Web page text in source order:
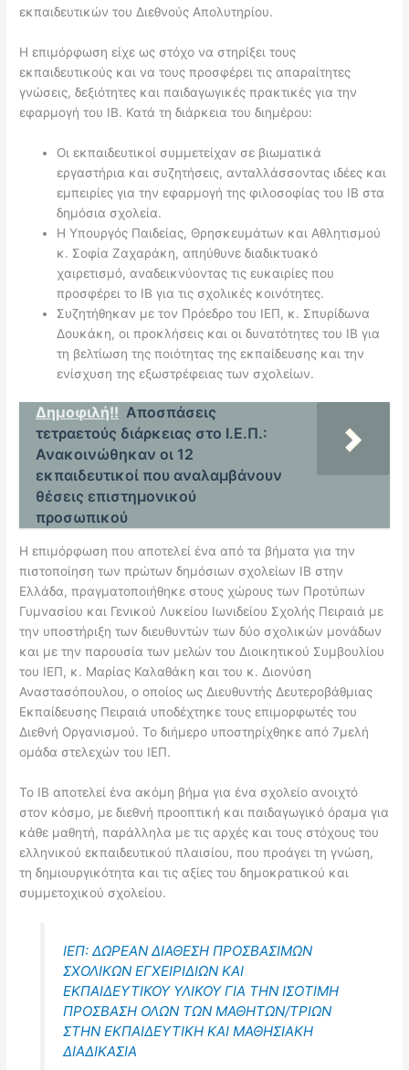
εκπαιδευτικών του Διεθνούς Απολυτηρίου.
Η επιμόρφωση είχε ως στόχο να στηρίξει τους
εκπαιδευτικούς και να τους προσφέρει τις απαραίτητες
γνώσεις, δεξιότητες και παιδαγωγικές πρακτικές για την
εφαρμογή του IB. Κατά τη διάρκεια του διημέρου:
Οι εκπαιδευτικοί συμμετείχαν σε βιωματικά
εργαστήρια και συζητήσεις, ανταλλάσσοντας ιδέες και
εμπειρίες για την εφαρμογή της φιλοσοφίας του IB στα
δημόσια σχολεία.
Η Υπουργός Παιδείας, Θρησκευμάτων και Αθλητισμού
κ. Σοφία Ζαχαράκη, απηύθυνε διαδικτυακό
χαιρετισμό, αναδεικνύοντας τις ευκαιρίες που
προσφέρει το IB για τις σχολικές κοινότητες.
Συζητήθηκαν με τον Πρόεδρο του ΙΕΠ, κ. Σπυρίδωνα
Δουκάκη, οι προκλήσεις και οι δυνατότητες του IB για
τη βελτίωση της ποιότητας της εκπαίδευσης και την
ενίσχυση της εξωστρέφειας των σχολείων.
Δημοφιλή!! Αποσπάσεις
τετραετούς διάρκειας στο Ι.Ε.Π.:
Ανακοινώθηκαν οι 12
εκπαιδευτικοί που αναλαμβάνουν
θέσεις επιστημονικού
προσωπικού
Η επιμόρφωση που αποτελεί ένα από τα βήματα για την
πιστοποίηση των πρώτων δημόσιων σχολείων IB στην
Ελλάδα, πραγματοποιήθηκε στους χώρους των Προτύπων
Γυμνασίου και Γενικού Λυκείου Ιωνιδείου Σχολής Πειραιά με
την υποστήριξη των διευθυντών των δύο σχολικών μονάδων
και με την παρουσία των μελών του Διοικητικού Συμβουλίου
του ΙΕΠ, κ. Μαρίας Καλαθάκη και του κ. Διονύση
Αναστασόπουλου, ο οποίος ως Διευθυντής Δευτεροβάθμιας
Εκπαίδευσης Πειραιά υποδέχτηκε τους επιμορφωτές του
Διεθνή Οργανισμού. Το διήμερο υποστηρίχθηκε από 7μελή
ομάδα στελεχών του ΙΕΠ.
Το IB αποτελεί ένα ακόμη βήμα για ένα σχολείο ανοιχτό
στον κόσμο, με διεθνή προοπτική και παιδαγωγικό όραμα για
κάθε μαθητή, παράλληλα με τις αρχές και τους στόχους του
ελληνικού εκπαιδευτικού πλαισίου, που προάγει τη γνώση,
τη δημιουργικότητα και τις αξίες του δημοκρατικού και
συμμετοχικού σχολείου.
ΙΕΠ: ΔΩΡΕΑΝ ΔΙΑΘΕΣΗ ΠΡΟΣΒΑΣΙΜΩΝ
ΣΧΟΛΙΚΩΝ ΕΓΧΕΙΡΙΔΙΩΝ ΚΑΙ
ΕΚΠΑΙΔΕΥΤΙΚΟΥ ΥΛΙΚΟΥ ΓΙΑ ΤΗΝ ΙΣΟΤΙΜΗ
ΠΡΟΣΒΑΣΗ ΟΛΩΝ ΤΩΝ ΜΑΘΗΤΩΝ/ΤΡΙΩΝ
ΣΤΗΝ ΕΚΠΑΙΔΕΥΤΙΚΗ ΚΑΙ ΜΑΘΗΣΙΑΚΗ
ΔΙΑΔΙΚΑΣΙΑ